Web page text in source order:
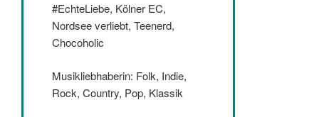
#EchteLiebe, Kölner EC,
Nordsee verliebt, Teenerd,
Chocoholic
Musikliebhaberin: Folk, Indie,
Rock, Country, Pop, Klassik